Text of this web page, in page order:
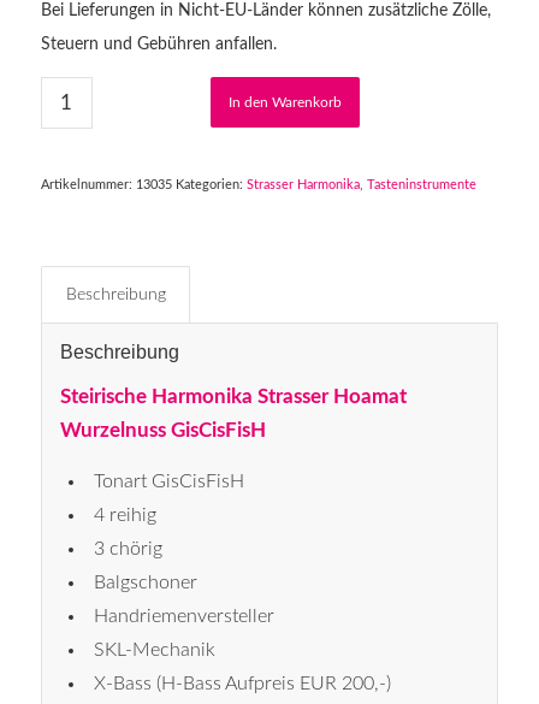
Bei Lieferungen in Nicht-EU-Länder können zusätzliche Zölle,
Steuern und Gebühren anfallen.
In den Warenkorb
Artikelnummer: 13035 Kategorien: Strasser Harmonika, Tasteninstrumente
Beschreibung
Beschreibung
Steirische Harmonika Strasser Hoamat
Wurzelnuss GisCisFisH
Tonart GisCisFisH
4 reihig
3 chörig
Balgschoner
Handriemenversteller
SKL-Mechanik
X-Bass (H-Bass Aufpreis EUR 200,-)